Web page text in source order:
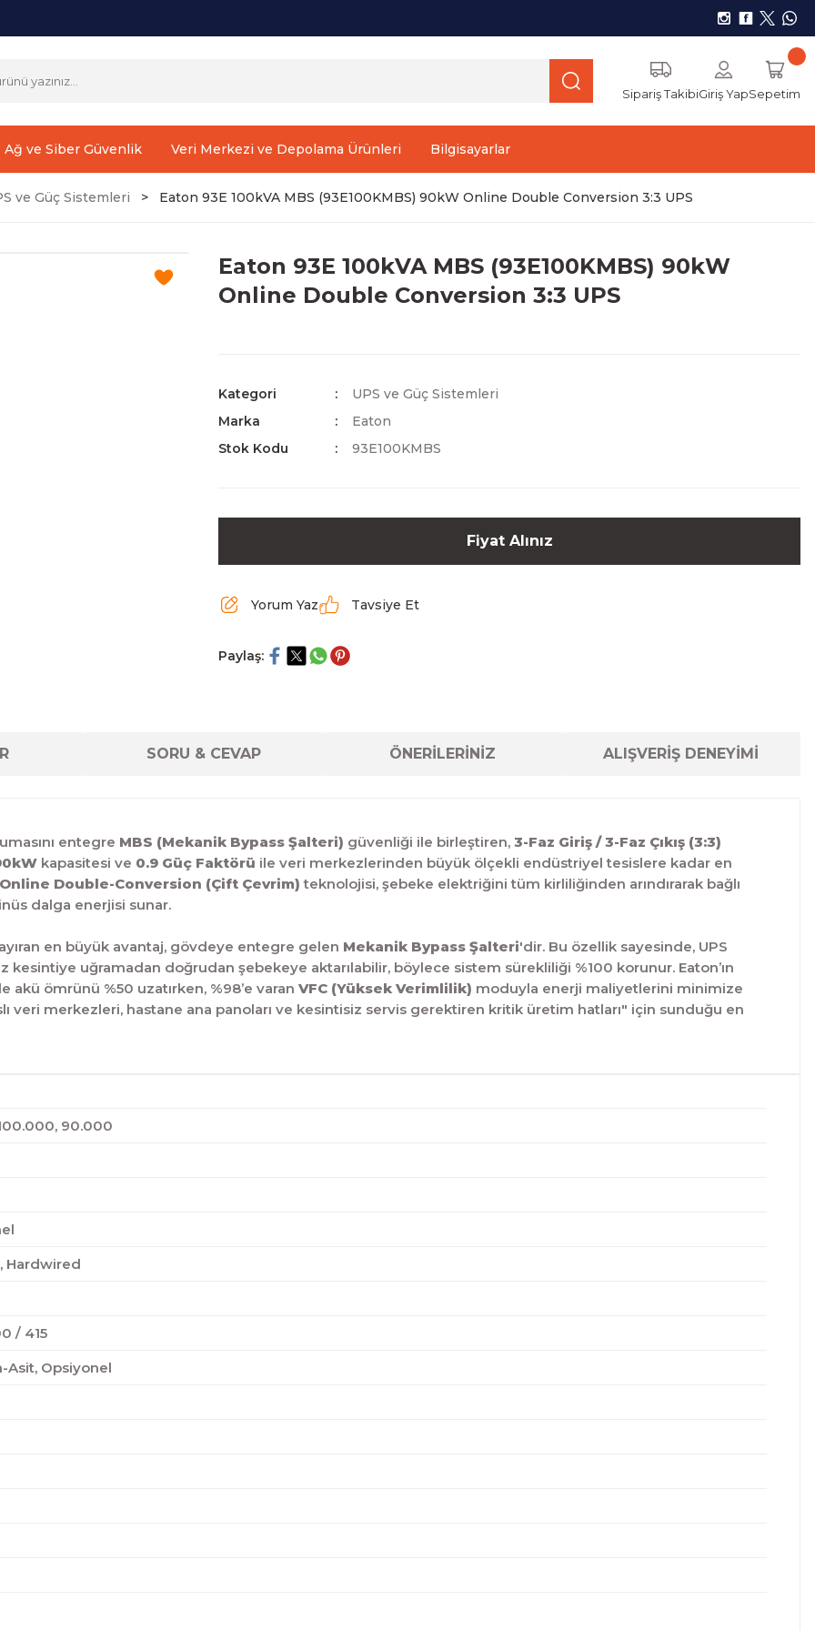
Sipariş TakibiGiriş YapSepetim
Ağ ve Siber Güvenlik Veri Merkezi ve Depolama Ürünleri Bilgisayarlar
ve Güç Sistemleri Eaton 93E 100kVA MBS (93E100KMBS) 90kW Online Double Conversion 3:3 UPS
Eaton 93E 100kVA MBS (93E100KMBS) 90kW
Online Double Conversion 3:3 UPS
Kategori
UPS ve Güç Sistemleri
Marka
Eaton
Stok Kodu
93E100KMBS
Fiyat Alınız
Yorum Yaz Tavsiye Et
Paylaş:
SORU & CEVAP ÖNERİLERİNİZ ALIŞVERİŞ DENEYİMİ
entegre MBS (Mekanik Bypass Şalteri) güvenliği ile birleştiren, 3-Faz Giriş / 3-Faz Çıkış (3:3)
kapasitesi ve 0.9 Güç Faktörü ile veri merkezlerinden büyük ölçekli endüstriyel tesislere kadar en
Online Double-Conversion (Çift Çevrim) teknolojisi, şebeke elektriğini tüm kirliliğinden arındırarak bağlı
dalga enerjisi sunar.
en büyük avantaj, gövdeye entegre gelen Mekanik Bypass Şalteri'dir. Bu özellik sayesinde, UPS
kesintiye uğramadan doğrudan şebekeye aktarılabilir, böylece sistem sürekliliği %100 korunur. Eaton’ın
akü ömrünü %50 uzatırken, %98’e varan VFC (Yüksek Verimlilik) moduyla enerji maliyetlerini minimize
veri merkezleri, hastane ana panoları ve kesintisiz servis gerektiren kritik üretim hatları" için sunduğu en
90.000
Hardwired
/ 415
Asit, Opsiyonel